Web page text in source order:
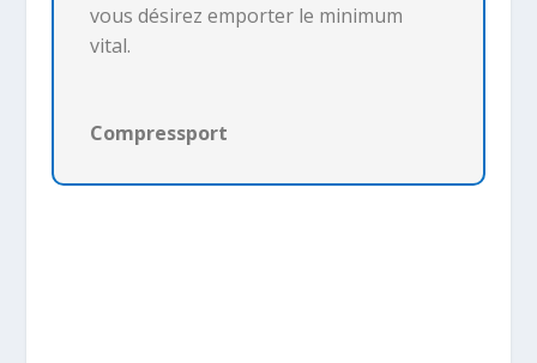
vous désirez emporter le minimum
vital.
Compressport